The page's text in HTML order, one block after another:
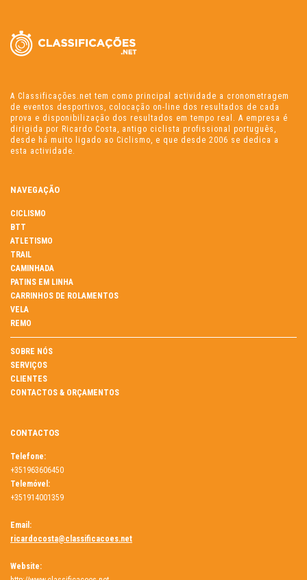
A Classificações.net tem como principal actividade a cronometragem
de eventos desportivos, colocação on-line dos resultados de cada
prova e disponibilização dos resultados em tempo real. A empresa é
dirigida por Ricardo Costa, antigo ciclista profissional português,
desde há muito ligado ao Ciclismo, e que desde 2006 se dedica a
esta actividade.
NAVEGAÇÃO
CICLISMO
BTT
ATLETISMO
TRAIL
CAMINHADA
PATINS EM LINHA
CARRINHOS DE ROLAMENTOS
VELA
REMO
SOBRE NÓS
SERVIÇOS
CLIENTES
CONTACTOS & ORÇAMENTOS
CONTACTOS
Telefone:
+351963606450
Telemóvel:
+351914001359
Email:
ricardocosta@classificacoes.net
Website: